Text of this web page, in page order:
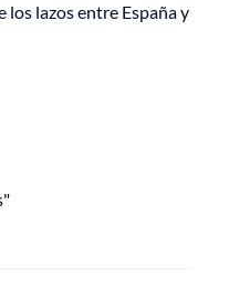
lazos entre España y